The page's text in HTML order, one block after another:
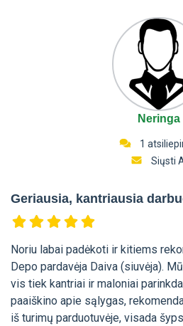
Neringa
1
Siųsti
Geriausia, kantriausia
Noriu labai padėkoti ir kitiems
Depo pardavėja Daiva (siuvėja).
vis tiek kantriai ir maloniai
paaiškino apie sąlygas,
iš turimų parduotuvėje, visada